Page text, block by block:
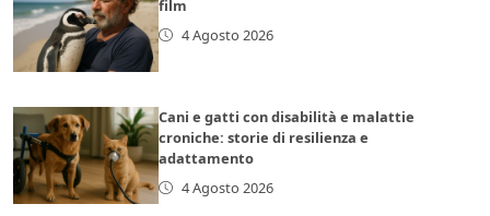
film
4 Agosto 2026
Cani e gatti con disabilità e malattie
croniche: storie di resilienza e
adattamento
4 Agosto 2026